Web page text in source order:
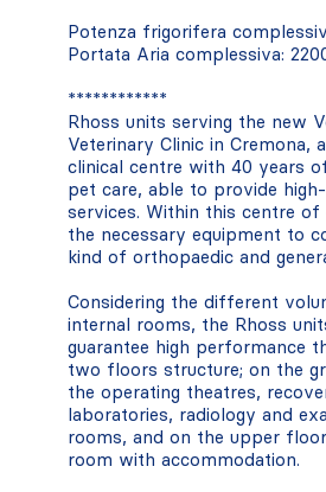
Potenza frigorifera
Portata Aria complessiva:
************
Rhoss units serving the new
Veterinary Clinic in Cremona,
clinical centre with 40 years
pet care, able to provide
services. Within this centre of
the necessary equipment to
kind of orthopaedic and
Considering the different
internal rooms, the Rhoss
guarantee high performance
two floors structure; on the
the operating theatres,
laboratories, radiology and
rooms, and on the upper
room with accommodation.